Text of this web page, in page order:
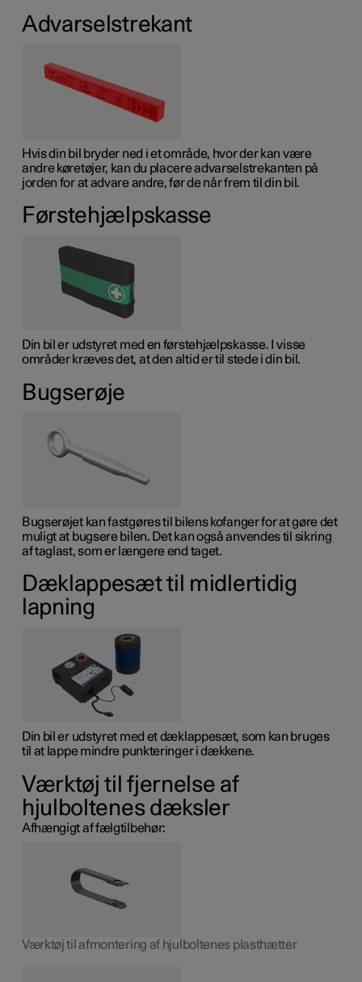
Advarselstrekant
Hvis din bil bryder ned i et område, hvor der kan være
andre køretøjer, kan du placere advarselstrekanten på
jorden for at advare andre, før de når frem til din bil.
Førstehjælpskasse
Din bil er udstyret med en førstehjælpskasse. I visse
områder kræves det, at den altid er til stede i din bil.
Bugserøje
Bugserøjet kan fastgøres til bilens kofanger for at gøre det
muligt at bugsere bilen. Det kan også anvendes til sikring
af taglast, som er længere end taget.
Dæklappesæt til midlertidig
lapning
Din bil er udstyret med et dæklappesæt, som kan bruges
til at lappe mindre punkteringer i dækkene.
Værktøj til fjernelse af
hjulboltenes dæksler
Afhængigt af fælgtilbehør:
Værktøj til afmontering af hjulboltenes plasthætter